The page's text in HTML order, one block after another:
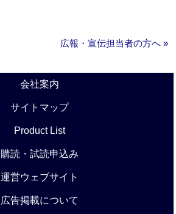
広報・宣伝担当者の方へ »
会社案内
サイトマップ
Product List
購読・試読申込み
運営ウェブサイト
広告掲載について